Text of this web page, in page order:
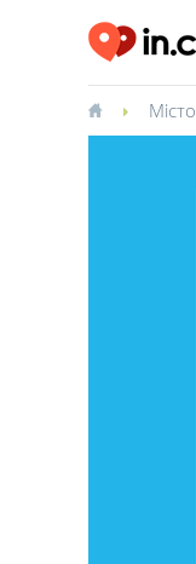
Місто